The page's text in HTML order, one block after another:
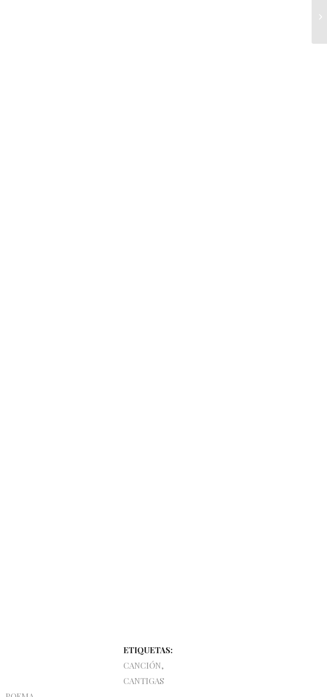
ETIQUETAS:
CANCIÓN,
CANTIGAS